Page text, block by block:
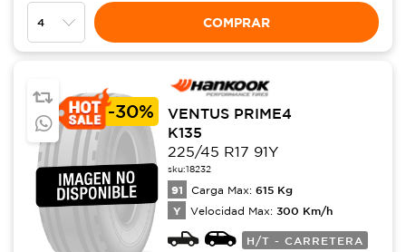
COMPRAR
-30%
VENTUS PRIME4
K135
225/45 R17 91Y
sku:18232
91 Carga Max: 615 Kg
Y Velocidad Max: 300 Km/h
H/T - CARRETERA